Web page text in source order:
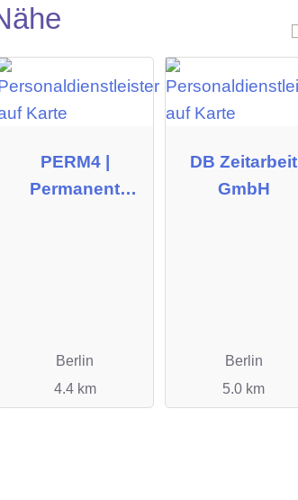
PERM4 |
Permanent
Berlin
4.4 km
DB Zeitarbeit
GmbH
Berlin
5.0 km